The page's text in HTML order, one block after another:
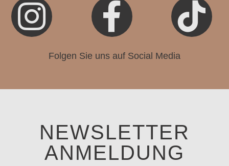
  
Folgen Sie uns auf Social Media
NEWSLETTER
ANMELDUNG